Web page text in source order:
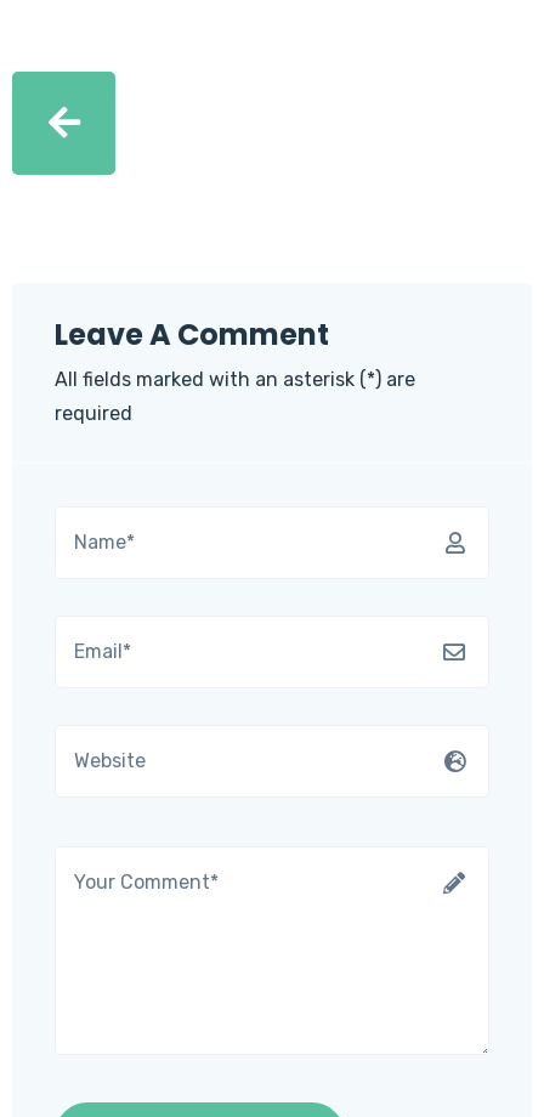
Leave A Comment
All fields marked with an asterisk (*) are
required